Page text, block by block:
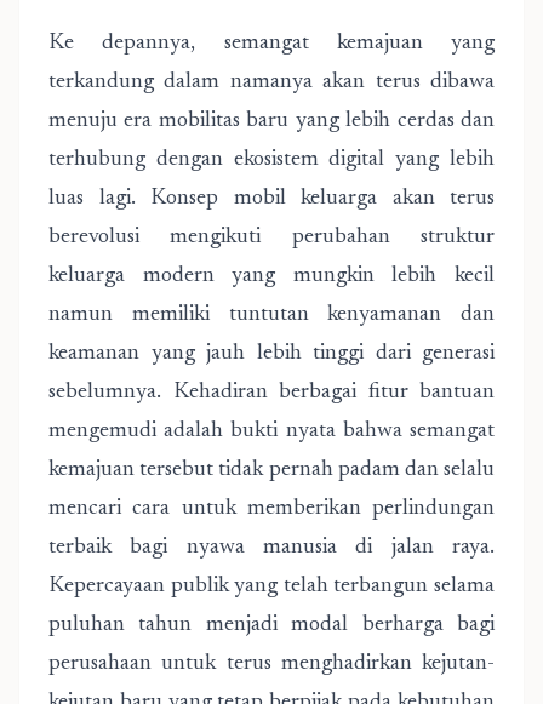
Ke depannya, semangat kemajuan yang
terkandung dalam namanya akan terus dibawa
menuju era mobilitas baru yang lebih cerdas dan
terhubung dengan ekosistem digital yang lebih
luas lagi. Konsep mobil keluarga akan terus
berevolusi mengikuti perubahan struktur
keluarga modern yang mungkin lebih kecil
namun memiliki tuntutan kenyamanan dan
keamanan yang jauh lebih tinggi dari generasi
sebelumnya. Kehadiran berbagai fitur bantuan
mengemudi adalah bukti nyata bahwa semangat
kemajuan tersebut tidak pernah padam dan selalu
mencari cara untuk memberikan perlindungan
terbaik bagi nyawa manusia di jalan raya.
Kepercayaan publik yang telah terbangun selama
puluhan tahun menjadi modal berharga bagi
perusahaan untuk terus menghadirkan kejutan-